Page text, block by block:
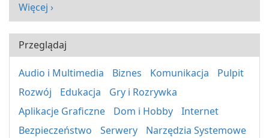
Więcej ›
Przeglądaj
Audio i Multimedia Biznes Komunikacja
Pulpit
Rozwój
Edukacja
Gry i Rozrywka
Aplikacje Graficzne
Dom i Hobby
Internet
Bezpieczeństwo
Serwery
Narzędzia Systemowe